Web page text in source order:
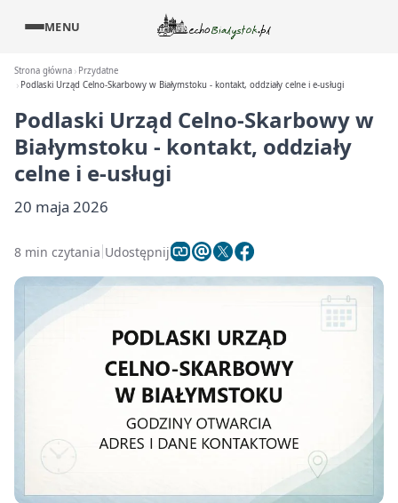
MENU
Strona główna
Przydatne
Podlaski Urząd Celno-Skarbowy w Białymstoku - kontakt, oddziały celne i e-usługi
Podlaski Urząd Celno-Skarbowy w
Białymstoku - kontakt, oddziały
celne i e-usługi
20 maja 2026
8 min czytania Udostępnij